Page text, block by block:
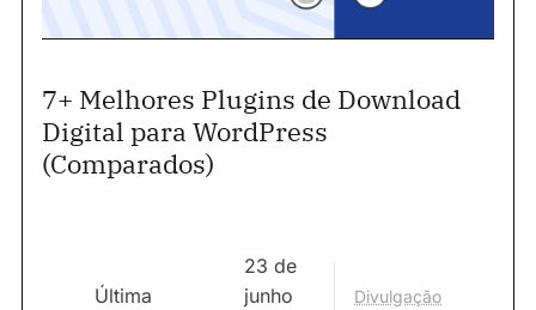
7+ Melhores Plugins de Download
Digital para WordPress
(Comparados)
Última
23 de
junho
Divulgação